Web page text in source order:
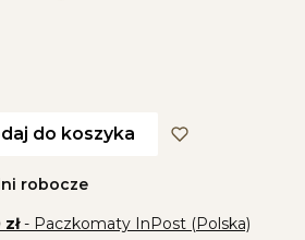
do koszyka
robocze
- Paczkomaty InPost (Polska)